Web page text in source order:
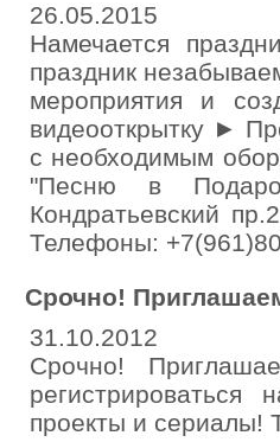
26.05.2015
Намечается
праздник
мероприятия и
видеооткрытку ►
с необходимым
"Песню в
Кондратьевский
Телефоны:
Срочно!
31.10.2012
Срочно!
проекты и сериалы!